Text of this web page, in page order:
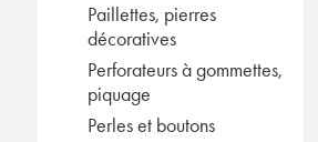
Paillettes, pierres
décoratives
Perforateurs à gommettes,
piquage
Perles et boutons